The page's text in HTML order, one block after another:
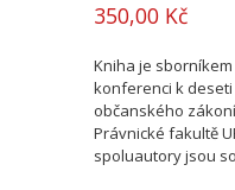
350,00 Kč
Kniha je
konferenci k
občanského
Právnické fakultě
spoluautory jsou